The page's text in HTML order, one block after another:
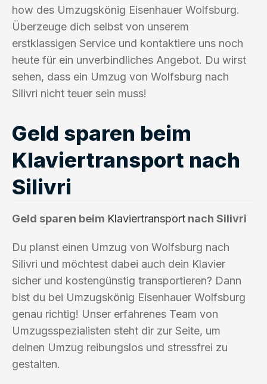
how des Umzugskönig Eisenhauer Wolfsburg.
Überzeuge dich selbst von unserem
erstklassigen Service und kontaktiere uns noch
heute für ein unverbindliches Angebot. Du wirst
sehen, dass ein Umzug von Wolfsburg nach
Silivri nicht teuer sein muss!
Geld sparen beim
Klaviertransport nach
Silivri
Geld sparen beim Klaviertransport nach Silivri
Du planst einen Umzug von Wolfsburg nach
Silivri und möchtest dabei auch dein Klavier
sicher und kostengünstig transportieren? Dann
bist du bei Umzugskönig Eisenhauer Wolfsburg
genau richtig! Unser erfahrenes Team von
Umzugsspezialisten steht dir zur Seite, um
deinen Umzug reibungslos und stressfrei zu
gestalten.